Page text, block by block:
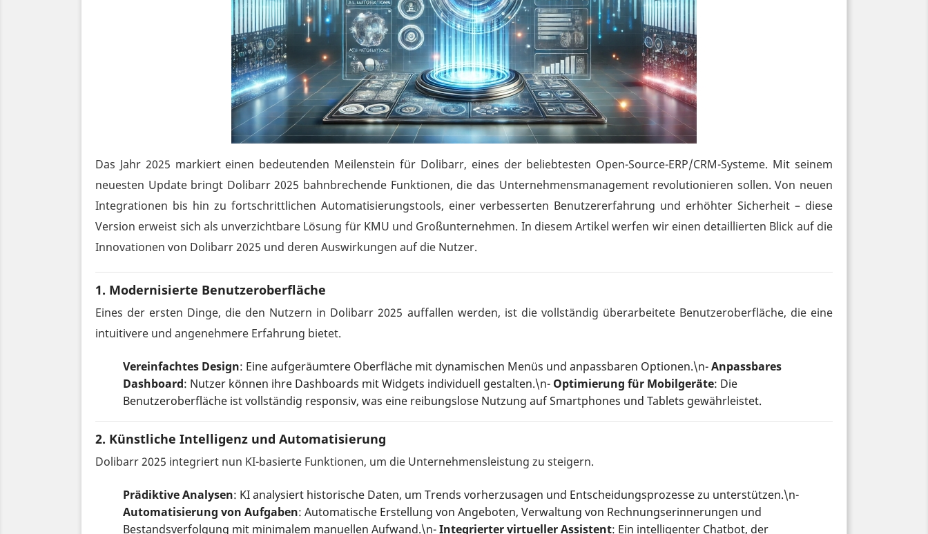
Das Jahr 2025 markiert einen bedeutenden Meilenstein für Dolibarr, eines der beliebtesten Open-Source-ERP/CRM-Systeme. Mit seinem
neuesten Update bringt Dolibarr 2025 bahnbrechende Funktionen, die das Unternehmensmanagement revolutionieren sollen. Von neuen
Integrationen bis hin zu fortschrittlichen Automatisierungstools, einer verbesserten Benutzererfahrung und erhöhter Sicherheit – diese
Version erweist sich als unverzichtbare Lösung für KMU und Großunternehmen. In diesem Artikel werfen wir einen detaillierten Blick auf die
Innovationen von Dolibarr 2025 und deren Auswirkungen auf die Nutzer.
1. Modernisierte Benutzeroberfläche
Eines der ersten Dinge, die den Nutzern in Dolibarr 2025 auffallen werden, ist die vollständig überarbeitete Benutzeroberfläche, die eine
intuitivere und angenehmere Erfahrung bietet.
Vereinfachtes Design: Eine aufgeräumtere Oberfläche mit dynamischen Menüs und anpassbaren Optionen.\n-Anpassbares
Dashboard: Nutzer können ihre Dashboards mit Widgets individuell gestalten.\n- Optimierung für Mobilgeräte: Die
Benutzeroberfläche ist vollständig responsiv, was eine reibungslose Nutzung auf Smartphones und Tablets gewährleistet.
2. Künstliche Intelligenz und Automatisierung
Dolibarr 2025 integriert nun KI-basierte Funktionen, um die Unternehmensleistung zu steigern.
Prädiktive Analysen: KI analysiert historische Daten, um Trends vorherzusagen und Entscheidungsprozesse zu unterstützen.\n-
Automatisierung von Aufgaben: Automatische Erstellung von Angeboten, Verwaltung von Rechnungserinnerungen und
Bestandsverfolgung mit minimalem manuellen Aufwand.\n-Integrierter virtueller Assistent: Ein intelligenter Chatbot, der